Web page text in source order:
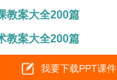
教案大全200篇
教案大全200篇
我要下载PPT课件